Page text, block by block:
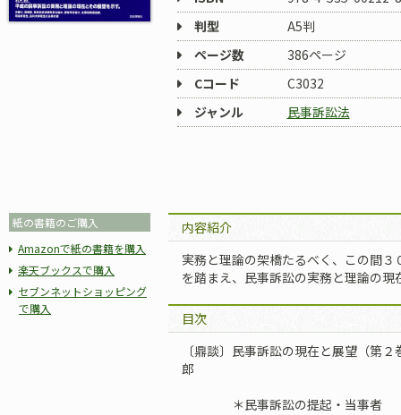
判型
A5判
ページ数
386ページ
Cコード
C3032
ジャンル
民事訴訟法
紙の書籍のご購入
Amazonで紙の書籍を購入
楽天ブックスで購入
セブンネットショッピング
で購入
内容紹介
実務と理論の架橋たるべく、この間
を踏まえ、民事訴訟の実務と理論の現
目次
〔鼎談〕民事訴訟の現在と展望（第
郎
＊民事訴訟の提起・当事者